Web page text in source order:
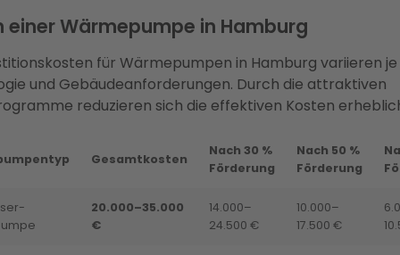
einer Wärmepumpe in Hamburg
für Wärmepumpen in Hamburg variieren
und Gebäudeanforderungen. Durch die attraktiven
reduzieren sich die effektiven Kosten
Gesamtkosten
Nach 30 %
Förderung
Nach 50 %
Förderung
20.000–35.000
€
14.000–
24.500 €
10.000–
17.500 €